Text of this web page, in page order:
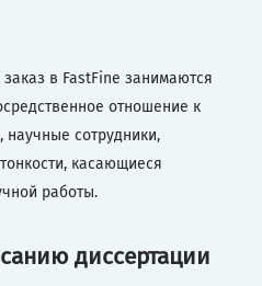
в FastFine занимаются
отношение к
научные сотрудники,
касающиеся
работы.
диссертации